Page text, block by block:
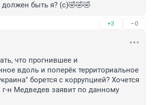
должен быть я? (с)🤣🤣🤣
+3 –0
что прогнившее и
вдоль и поперёк территориальное
борется с коррупцией? Хочется
г-н Медведев заявит по данному